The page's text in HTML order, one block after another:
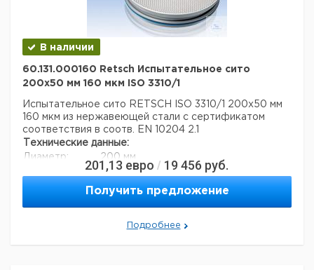
В наличии
60.131.000160 Retsch Испытательное сито
200x50 мм 160 мкм ISO 3310/1
Испытательное сито RETSCH ISO 3310/1 200x50 мм
160 мкм из нержавеющей стали с сертификатом
соответствия в соотв. EN 10204 2.1
Технические данные:
Диаметр:
200 мм
350 г
Высота:
50 мм
160 мкм
201,13 евро / 19 456 руб.
Получить предложение
Подробнее